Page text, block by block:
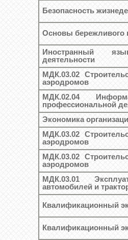
Безопасность
Основы бережливого
Иностранный
деятельности
МДК.03.02
аэродромов
МДК.02.04
профессиональной
Экономика
МДК.03.02
аэродромов
МДК.03.02
аэродромов
МДК.03.01
автомобилей и
Квалификационный
Квалификационный